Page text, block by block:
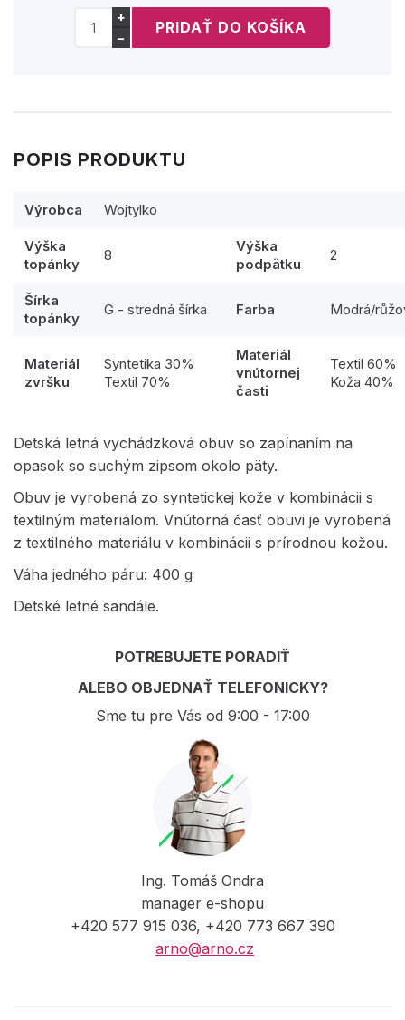
+
−
POPIS PRODUKTU
Výrobca Wojtylko
Výška
topánky
8
Výška
podpätku
2
Šírka
topánky
G - stredná šírka Farba Modrá/
Materiál
zvršku
Syntetika 30%
Textil 70%
Materiál
vnútornej
časti
Textil 60%
Koža 40%
Detská letná vychádzková obuv so zapínaním na
opasok so suchým zipsom okolo päty.
Obuv je vyrobená zo syntetickej kože v kombinácii s
textilným materiálom. Vnútorná časť obuvi je vyrobená
z textilného materiálu v kombinácii s prírodnou kožou.
Váha jedného páru: 400 g
Detské letné sandále.
POTREBUJETE PORADIŤ
ALEBO OBJEDNAŤ TELEFONICKY?
Sme tu pre Vás od 9:00 - 17:00
Ing. Tomáš Ondra
manager e-shopu
+420 577 915 036, +420 773 667 390
arno@arno.cz